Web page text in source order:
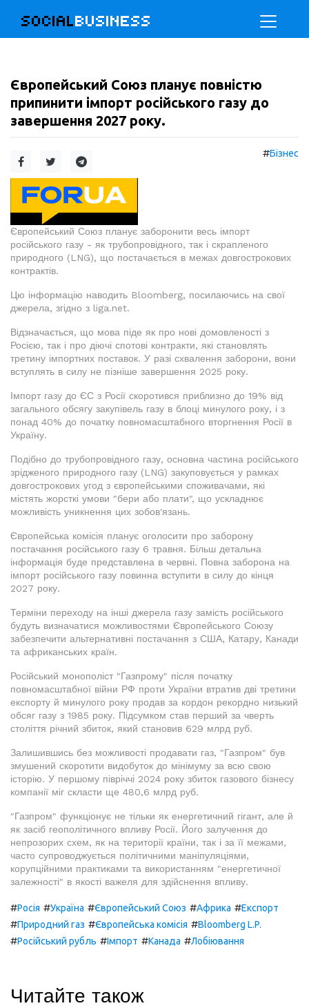
SOCIALBUSINESS
Європейський Союз планує повністю
припинити імпорт російського газу до
завершення 2027 року.
#Бізнес
Європейський Союз планує заборонити весь імпорт
російського газу - як трубопровідного, так і скрапленого
природного (LNG), що постачається в межах довгострокових
контрактів.
Цю інформацію наводить Bloomberg, посилаючись на свої
джерела, згідно з liga.net.
Відзначається, що мова піде як про нові домовленості з
Росією, так і про діючі спотові контракти, які становлять
третину імпортних поставок. У разі схвалення заборони, вони
вступлять в силу не пізніше завершення 2025 року.
Імпорт газу до ЄС з Росії скоротився приблизно до 19% від
загального обсягу закупівель газу в блоці минулого року, і з
понад 40% до початку повномасштабного вторгнення Росії в
Україну.
Подібно до трубопровідного газу, основна частина російського
зрідженого природного газу (LNG) закуповується у рамках
довгострокових угод з європейськими споживачами, які
містять жорсткі умови "бери або плати", що ускладнює
можливість уникнення цих зобов'язань.
Європейська комісія планує оголосити про заборону
постачання російського газу 6 травня. Більш детальна
інформація буде представлена в червні. Повна заборона на
імпорт російського газу повинна вступити в силу до кінця
2027 року.
Терміни переходу на інші джерела газу замість російського
будуть визначатися можливостями Європейського Союзу
забезпечити альтернативні постачання з США, Катару, Канади
та африканських країн.
Російський монополіст "Газпрому" після початку
повномасштабної війни РФ проти України втратив дві третини
експорту й минулого року продав за кордон рекордно низький
обсяг газу з 1985 року. Підсумком став перший за чверть
століття річний збиток, який становив 629 млрд руб.
Залишившись без можливості продавати газ, "Газпром" був
змушений скоротити видобуток до мінімуму за всю свою
історію. У першому півріччі 2024 року збиток газового бізнесу
компанії міг скласти ще 480,6 млрд руб.
"Газпром" функціонує не тільки як енергетичний гігант, але й
як засіб геополітичного впливу Росії. Його залучення до
непрозорих схем, як на території країни, так і за її межами,
часто супроводжується політичними маніпуляціями,
корупційними практиками та використанням "енергетичної
залежності" в якості важеля для здійснення впливу.
#Росія #Україна #Європейський Союз #Африка #Експорт
#Природний газ #Європейська комісія #Bloomberg L.P.
#Російський рубль #Імпорт #Канада #Лобіювання
Читайте також